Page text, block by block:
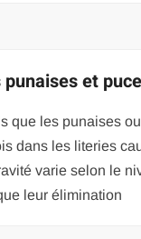
et
que les punaises
dans les literies
varie selon le
leur élimination